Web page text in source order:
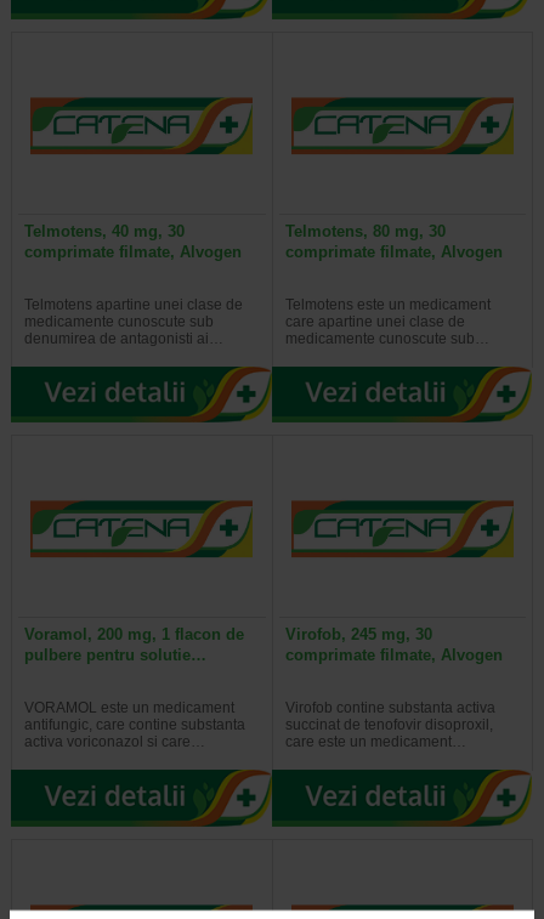
Telmotens, 40 mg, 30
comprimate filmate, Alvogen
Telmotens apartine unei clase de
medicamente cunoscute sub
denumirea de antagonisti ai…
Telmotens, 80 mg, 30
comprimate filmate, Alvogen
Telmotens este un medicament
care apartine unei clase de
medicamente cunoscute sub…
Voramol, 200 mg, 1 flacon de
pulbere pentru solutie…
VORAMOL este un medicament
antifungic, care contine substanta
activa voriconazol si care…
Virofob, 245 mg, 30
comprimate filmate, Alvogen
Virofob contine substanta activa
succinat de tenofovir disoproxil,
care este un medicament…